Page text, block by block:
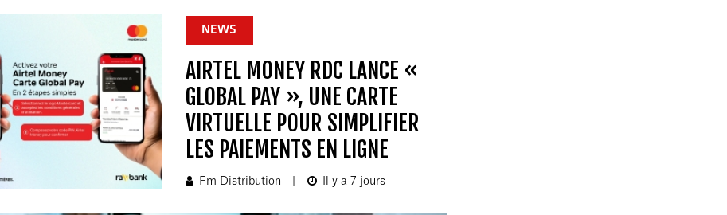
NEWS
AIRTEL MONEY RDC LANCE «
GLOBAL PAY », UNE CARTE
VIRTUELLE POUR SIMPLIFIER
LES PAIEMENTS EN LIGNE
Fm Distribution Il y a 7 jours